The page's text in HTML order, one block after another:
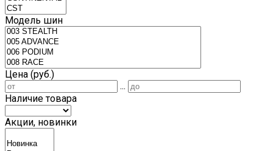
Модель шин
Цена (руб.)
...
Наличие товара
Акции, новинки